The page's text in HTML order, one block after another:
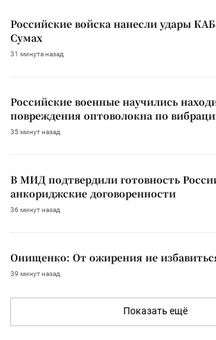
Российские войска нанесли удары
Сумах
31 минута назад
Российские военные научились
повреждения оптоволокна по
35 минут назад
В МИД подтвердили готовность
анкориджские договоренности
36 минут назад
Онищенко: От ожирения не
39 минут назад
Показать ещё